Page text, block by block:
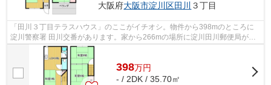
大阪府大阪市淀川区田川 ３丁目
「田川３丁目テラスハウス」のここがイチオシ。物件から398mのところに
淀川警察署 田川交番があります。家から266mの場所に淀川田川郵便局があ
ります。駅から徒歩15分に位置する物件で...
398万円
- / 2DK / 35.70㎡